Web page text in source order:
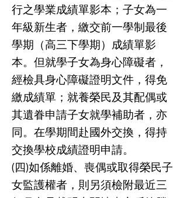
行之學業成績單影本；子女為一
年級新生者，繳交前一學制最後
學期（高三下學期）成績單影
本。但就學子女為身心障礙者，
經檢具身心障礙證明文件，得免
繳成績單；就養榮民及其配偶或
其遺眷申請子女就學補助者，亦
同。在學期間赴國外交換，得持
交換學校成績證明申請。
(四)如係離婚、喪偶或取得榮民子
女監護權者，則另須檢附最近三